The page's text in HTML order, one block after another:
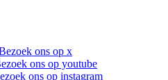
ons op x
ons op youtube
ons op instagram